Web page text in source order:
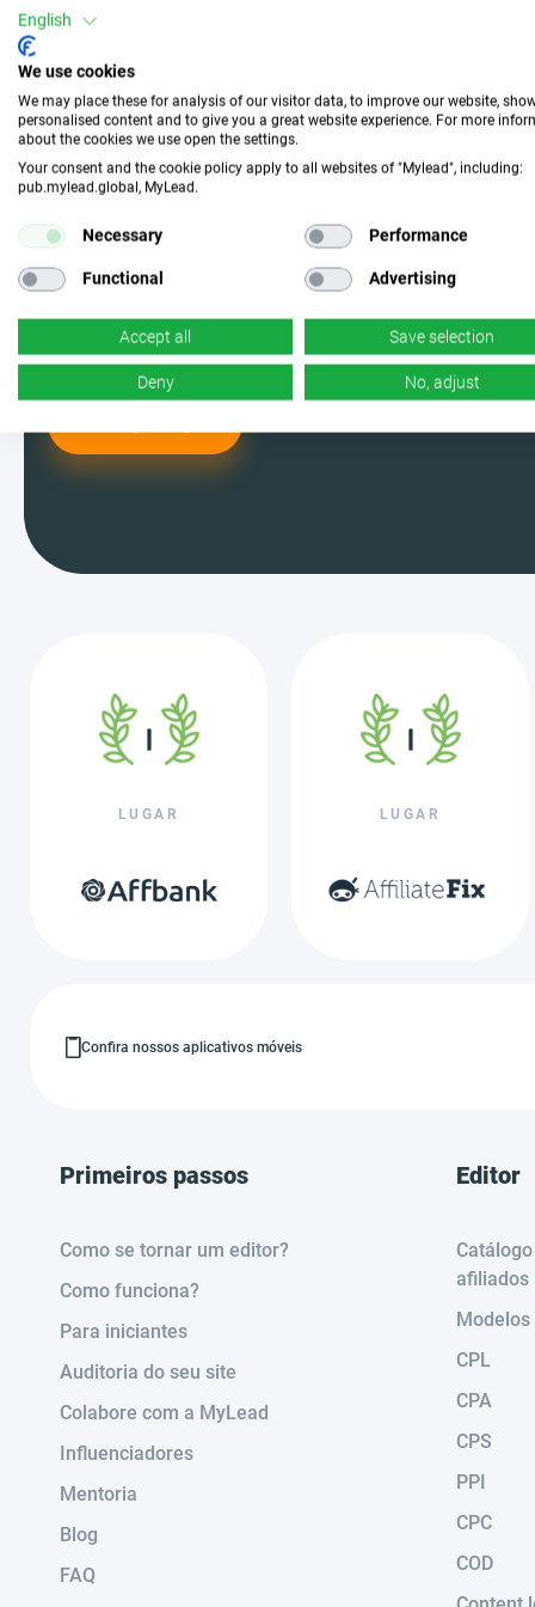
Junte-se a nós e escolha
a campanha perfeita
Torne-se um dos usuários da MyLead
e escolha entre as campanhas mais
eficazes. Sim, você leu certo - temos
várias opções.
LUGAR LUGAR
Confira nossos aplicativos móveis
Primeiros passos
Como se tornar um editor?
Como funciona?
Para iniciantes
Auditoria do seu site
Colabore com a MyLead
Influenciadores
Mentoria
Blog
FAQ
Editor
afiliados
Modelos
CPL
CPA
CPS
PPI
CPC
COD
English
We use cookies
We may place these for analysis of our visitor data, to improve our website,
personalised content and to give you a great website experience. For more
about the cookies we use open the settings.
Your consent and the cookie policy apply to all websites of "Mylead", including:
pub.mylead.global, MyLead.
Necessary Performance
Functional Advertising
Accept all Save selection
Deny No, adjust